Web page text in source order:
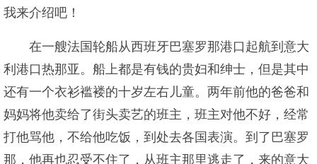
我来介绍吧！
在一艘法国轮船从西班牙巴塞罗那港口起航到意大
利港口热那亚。船上都是有钱的贵妇和绅士，但是其中
还有一个衣衫褴褛的十岁左右儿童。两年前他的爸爸和
妈妈将他卖给了街头卖艺的班主，班主对他不好，经常
打他骂他，不给他吃饭，到处去各国表演。到了巴塞罗
那，他再也忍受不住了，从班主那里逃走了，来的意大